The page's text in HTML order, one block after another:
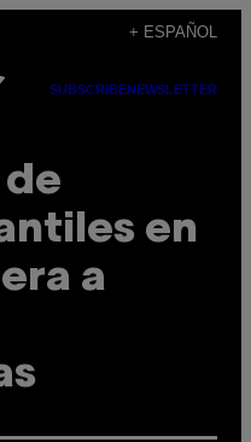
+ ESPAÑOL
SUBSCRIBENEWSLETTER
de
en
a